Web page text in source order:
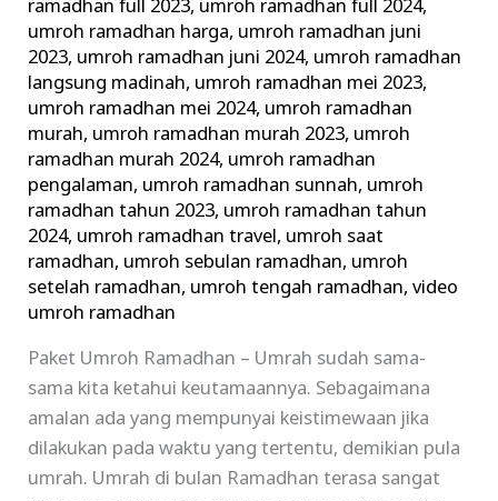
ramadhan full 2023, umroh ramadhan full 2024,
umroh ramadhan harga, umroh ramadhan juni
2023, umroh ramadhan juni 2024, umroh ramadhan
langsung madinah, umroh ramadhan mei 2023,
umroh ramadhan mei 2024, umroh ramadhan
murah, umroh ramadhan murah 2023, umroh
ramadhan murah 2024, umroh ramadhan
pengalaman, umroh ramadhan sunnah, umroh
ramadhan tahun 2023, umroh ramadhan tahun
2024, umroh ramadhan travel, umroh saat
ramadhan, umroh sebulan ramadhan, umroh
setelah ramadhan, umroh tengah ramadhan,video
umroh ramadhan
Paket Umroh Ramadhan – Umrah sudah sama-
sama kita ketahui keutamaannya. Sebagaimana
amalan ada yang mempunyai keistimewaan jika
dilakukan pada waktu yang tertentu, demikian pula
umrah. Umrah di bulan Ramadhan terasa sangat